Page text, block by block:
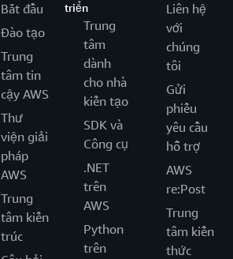
Bắt đầu
Đào tạo
Trung
tâm tin
cậy AWS
Thư
viện giải
pháp
AWS
Trung
tâm kiến
trúc
triển
Trung
tâm
dành
cho nhà
kiến tạo
SDK và
Công cụ
.NET
trên
AWS
Python
trên
Liên hệ
với
chúng
tôi
Gửi
phiếu
yêu cầu
hỗ trợ
AWS
re:Post
Trung
tâm kiến
thức